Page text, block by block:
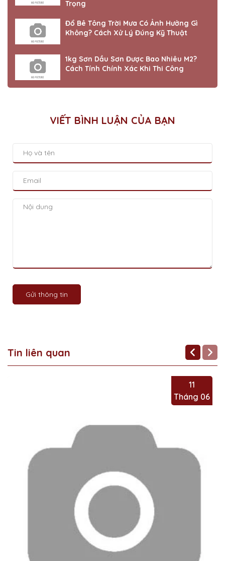
Trọng
Đổ Bê Tông Trời Mưa Có Ảnh Hưởng Gì
Không? Cách Xử Lý Đúng Kỹ Thuật
1kg Sơn Dầu Sơn Được Bao Nhiêu M2?
Cách Tính Chính Xác Khi Thi Công
VIẾT BÌNH LUẬN CỦA BẠN
Gửi thông tin
Tin liên quan
11
Tháng 06